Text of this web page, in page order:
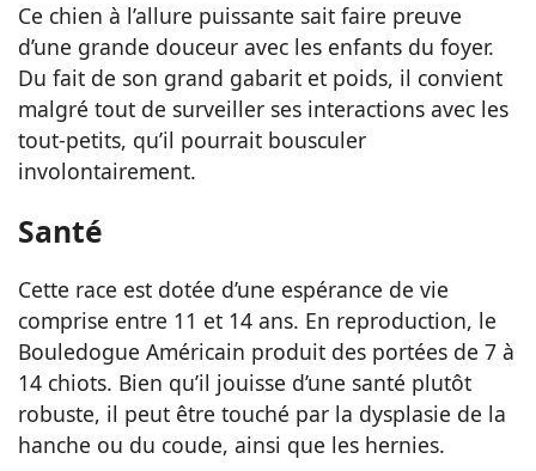
Ce chien à l’allure puissante sait faire preuve
d’une grande douceur avec les enfants du foyer.
Du fait de son grand gabarit et poids, il convient
malgré tout de surveiller ses interactions avec les
tout-petits, qu’il pourrait bousculer
involontairement.
Santé
Cette race est dotée d’une espérance de vie
comprise entre 11 et 14 ans. En reproduction, le
Bouledogue Américain produit des portées de 7 à
14 chiots. Bien qu’il jouisse d’une santé plutôt
robuste, il peut être touché par la dysplasie de la
hanche ou du coude, ainsi que les hernies.